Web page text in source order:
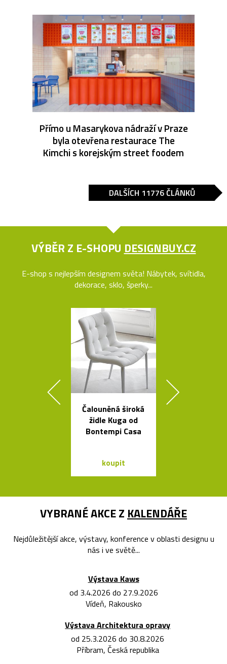
Přímo u Masarykova nádraží v Praze
byla otevřena restaurace The
Kimchi s korejským street foodem
DALŠÍCH 11776 ČLÁNKŮ
VÝBĚR Z E-SHOPU DESIGNBUY.CZ
E-shop s nejlepším designem světa! Nábytek, svítidla,
dekorace, sklo, šperky...
Čalouněná široká
židle Kuga od
Bontempi Casa
koupit
VYBRANÉ AKCE Z KALENDÁŘE
Nejdůležitější akce, výstavy, konference v oblasti designu u
nás i ve světě...
Výstava Kaws
od 3.4.2026 do 27.9.2026
Vídeň, Rakousko
Výstava Architektura opravy
od 25.3.2026 do 30.8.2026
Příbram, Česká republika